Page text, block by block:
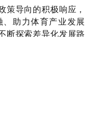
策导向的积极响应，
助力体育产业发展
断探索差异化发展路